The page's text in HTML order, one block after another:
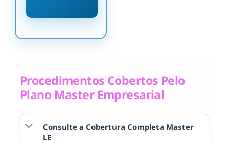
Procedimentos Cobertos Pelo
Plano Master Empresarial
Consulte a Cobertura Completa Master
LE